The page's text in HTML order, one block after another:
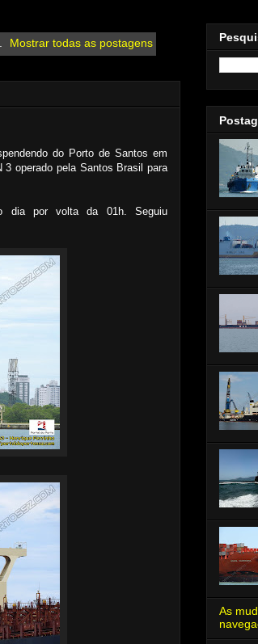
. Mostrar todas as postagens
do Porto de Santos em
3 operado pela Santos Brasil para
dia por volta da 01h. Seguiu
As